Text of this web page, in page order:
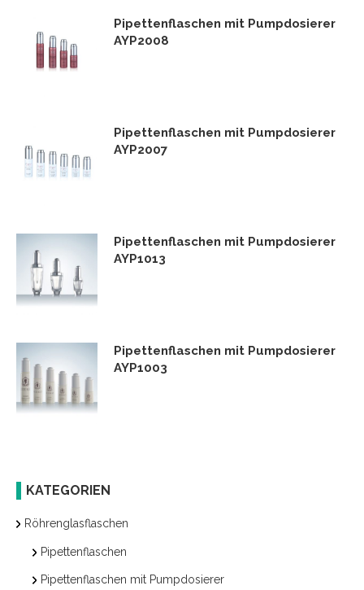
Pipettenflaschen mit Pumpdosierer
AYP2008
Pipettenflaschen mit Pumpdosierer
AYP2007
Pipettenflaschen mit Pumpdosierer
AYP1013
Pipettenflaschen mit Pumpdosierer
AYP1003
KATEGORIEN
Röhrenglasflaschen
Pipettenflaschen
Pipettenflaschen mit Pumpdosierer